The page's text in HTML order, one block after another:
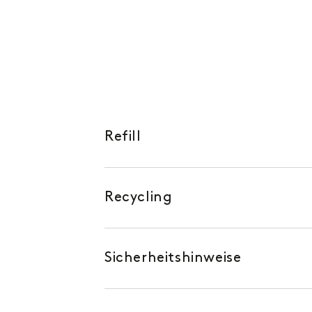
Refill
Recycling
Sicherheitshinweise